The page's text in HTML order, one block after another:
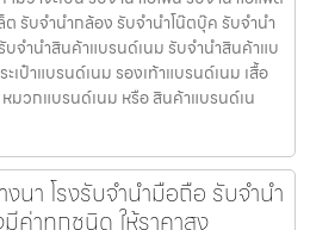
รับจำนำกล้อง รับจำนำโน๊ตบุ๊ค รับจำนำ
บจำนำสินค้าแบรนด์เนม รับจำนำสินค้าแบ
เป๋าแบรนด์เนม รองเท้าแบรนด์เนม เสื้อ
มวกแบรนด์เนม หรือ สินค้าแบรนด์เน
นา โรงรับจำนำมือถือ รับจำนำ
ค่าทุกชนิด ให้ราคาสูง